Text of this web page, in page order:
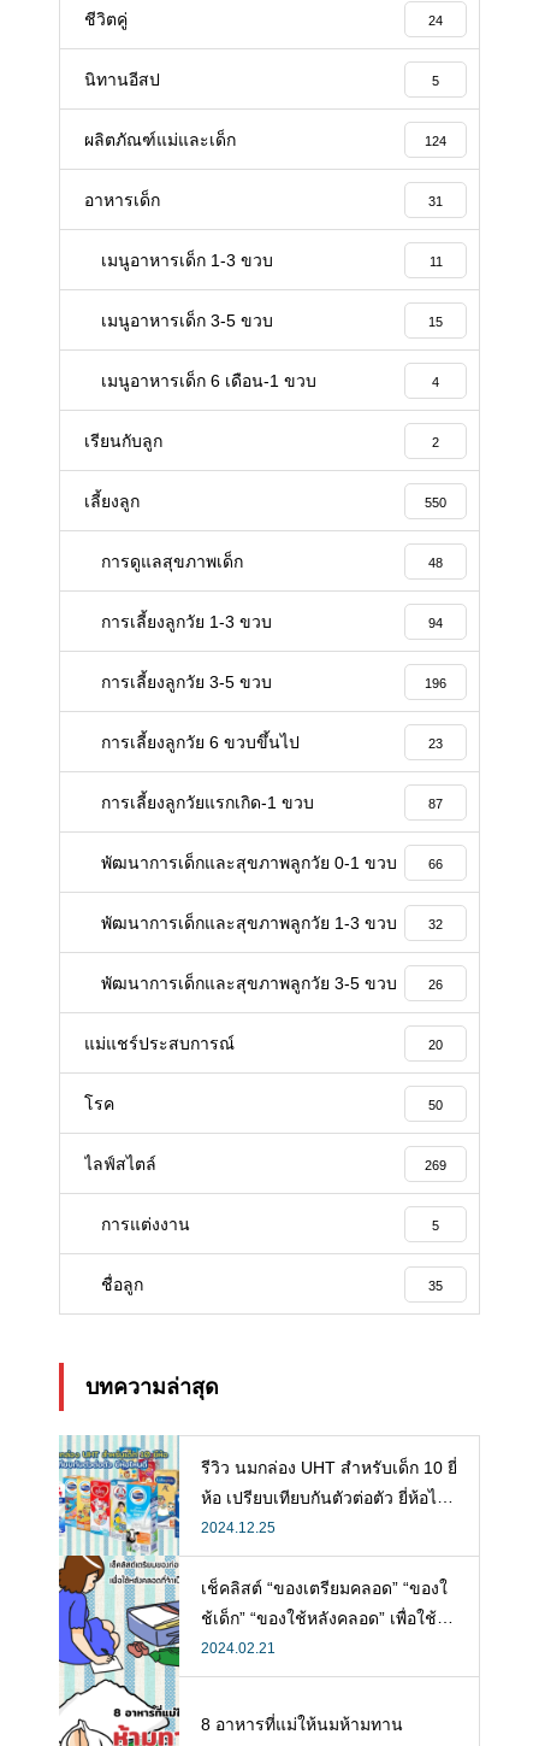
ชีวิตคู่ 24
นิทานอีสป 5
ผลิตภัณฑ์แม่และเด็ก 124
อาหารเด็ก 31
เมนูอาหารเด็ก 1-3 ขวบ 11
เมนูอาหารเด็ก 3-5 ขวบ 15
เมนูอาหารเด็ก 6 เดือน-1 ขวบ 4
เรียนกับลูก 2
เลี้ยงลูก 550
การดูแลสุขภาพเด็ก 48
การเลี้ยงลูกวัย 1-3 ขวบ 94
การเลี้ยงลูกวัย 3-5 ขวบ 196
การเลี้ยงลูกวัย 6 ขวบขึ้นไป 23
การเลี้ยงลูกวัยแรกเกิด-1 ขวบ 87
พัฒนาการเด็กและสุขภาพลูกวัย 0-1 ขวบ 66
พัฒนาการเด็กและสุขภาพลูกวัย 1-3 ขวบ 32
พัฒนาการเด็กและสุขภาพลูกวัย 3-5 ขวบ 26
แม่แชร์ประสบการณ์ 20
โรค 50
ไลฟ์สไตล์ 269
การแต่งงาน 5
ชื่อลูก 35
บทความล่าสุด
รีวิว นมกล่อง UHT สำหรับเด็ก 10 ยี่
ห้อ เปรียบเทียบกันตัวต่อตัว ยี่ห้อไห
นดี พร้อมแนะวิธีการเลือกนมกล่องใ
ห้ลูก
2024.12.25
เช็คลิสต์ “ของเตรียมคลอด” “ของใ
ช้เด็ก” “ของใช้หลังคลอด” เพื่อใช้ห
ลังคลอดที่จำเป็น
2024.02.21
8 อาหารที่แม่ให้นมห้ามทาน